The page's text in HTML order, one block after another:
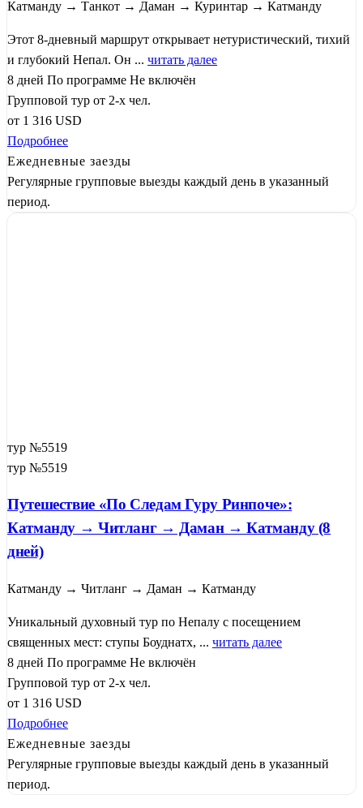
Катманду → Танкот → Даман → Куринтар → Катманду
Этот 8-дневный маршрут открывает нетуристический, тихий
и глубокий Непал. Он ... читать далее
8 дней По программе Не включён
Групповой тур от 2-х чел.
от 1 316 USD
Подробнее
Ежедневные заезды
Регулярные групповые выезды каждый день в указанный
период.
тур №5519
тур №5519
Путешествие «По Следам Гуру Ринпоче»:
Катманду → Читланг → Даман → Катманду (8
дней)
Катманду → Читланг → Даман → Катманду
Уникальный духовный тур по Непалу с посещением
священных мест: ступы Боуднатх, ... читать далее
8 дней По программе Не включён
Групповой тур от 2-х чел.
от 1 316 USD
Подробнее
Ежедневные заезды
Регулярные групповые выезды каждый день в указанный
период.